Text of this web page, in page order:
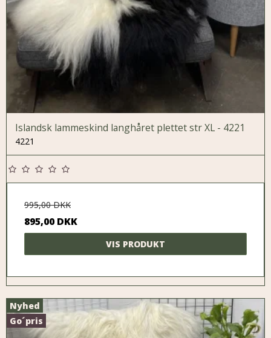
Islandsk lammeskind langhåret plettet str XL - 4221
4221
995,00 DKK
895,00 DKK
VIS PRODUKT
Nyhed
Go´pris